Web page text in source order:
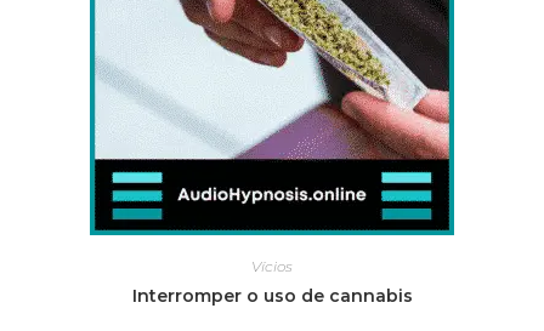
Vícios
Interromper o uso de cannabis